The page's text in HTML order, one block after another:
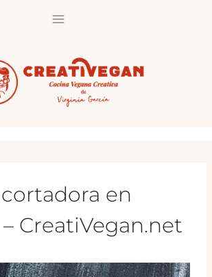
en
CreatiVegan.net